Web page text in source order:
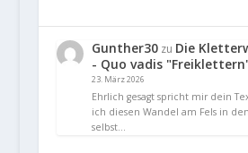
Gunther30zu Die
- Quo vadis
23. März 2026
Ehrlich gesagt spricht mir dein
ich diesen Wandel am Fels in
selbst…